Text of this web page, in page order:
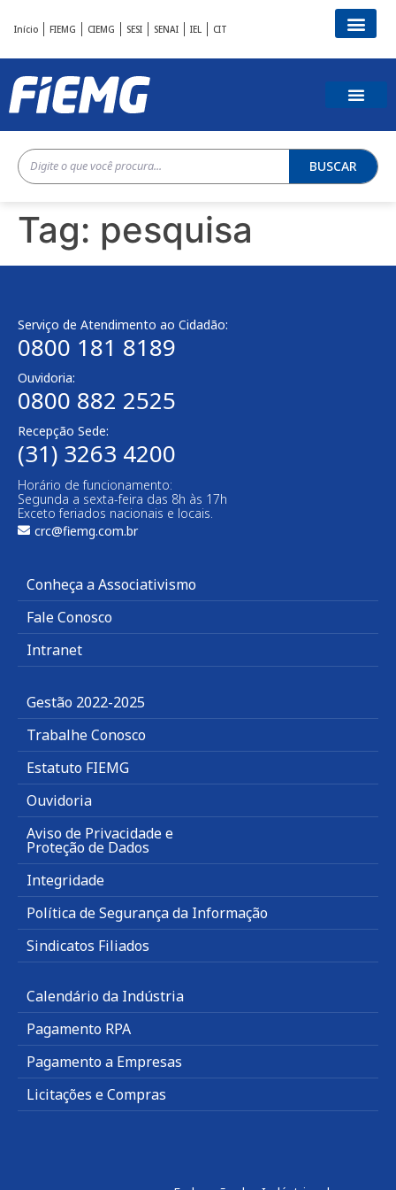
Início FIEMG CIEMG SESI SENAI IEL CIT
BUSCAR
Tag: pesquisa
Serviço de Atendimento ao Cidadão:
0800 181 8189
Ouvidoria:
0800 882 2525
Recepção Sede:
(31) 3263 4200
Horário de funcionamento:
Segunda a sexta-feira das 8h às 17h
Exceto feriados nacionais e locais.
crc@fiemg.com.br
Conheça a Associativismo
Fale Conosco
Intranet
Gestão 2022-2025
Trabalhe Conosco
Estatuto FIEMG
Ouvidoria
Aviso de Privacidade e
Proteção de Dados
Integridade
Política de Segurança da Informação
Sindicatos Filiados
Calendário da Indústria
Pagamento RPA
Pagamento a Empresas
Licitações e Compras